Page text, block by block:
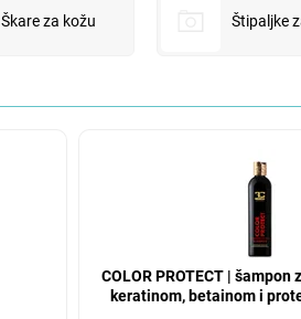
Škare za kožu Štipaljke
COLOR PROTECT | šampon
keratinom, betainom i